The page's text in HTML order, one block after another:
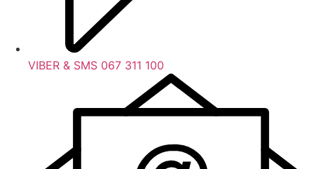
VIBER & SMS 067 311 100